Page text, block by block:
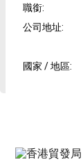
職銜:
公司地址:
國家 / 地區: